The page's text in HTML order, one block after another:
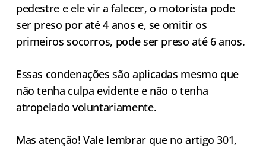
pedestre e ele vir a falecer, o motorista pode
ser preso por até 4 anos e, se omitir os
primeiros socorros, pode ser preso até 6 anos.
Essas condenações são aplicadas mesmo que
não tenha culpa evidente e não o tenha
atropelado voluntariamente.
Mas atenção! Vale lembrar que no artigo 301,